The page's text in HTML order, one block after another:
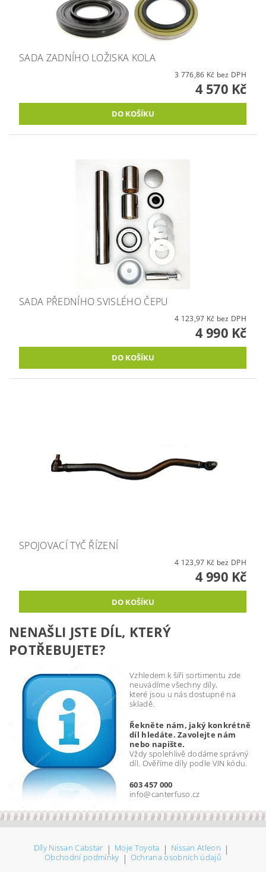
SADA ZADNÍHO LOŽISKA KOLA
3 776,86 Kč bez DPH
4 570 Kč
SADA PŘEDNÍHO SVISLÉHO ČEPU
4 123,97 Kč bez DPH
4 990 Kč
SPOJOVACÍ TYČ ŘÍZENÍ
4 123,97 Kč bez DPH
4 990 Kč
NENAŠLI JSTE DÍL, KTERÝ
POTŘEBUJETE?
Vzhledem k šíři sortimentu zde
neuvádíme všechny díly,
které jsou u nás dostupné na
skladě.
Řekněte nám, jaký konkrétně
díl hledáte. Zavolejte nám
nebo napište.
Vždy spolehlivě dodáme správný
díl. Ověříme díly podle VIN kódu.
603 457 000
info@canterfuso.cz
Díly Nissan Cabstar | Moje Toyota | Nissan Atleon |
Obchodní podmínky | Ochrana osobních údajů